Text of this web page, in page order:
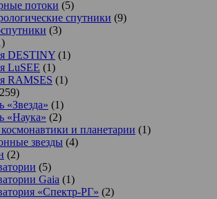
потоки (5)
спутники (9)
(3)
DESTINY (1)
LuSEE (1)
RAMSES (1)
«Звезда» (1)
«Наука» (2)
и планетарии (1)
звезды (4)
(2)
(5)
Gaia (1)
«Спектр-РГ» (2)